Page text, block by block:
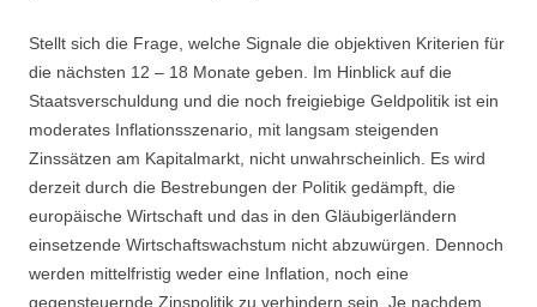
Stellt sich die Frage, welche Signale die objektiven Kriterien für
die nächsten 12 – 18 Monate geben. Im Hinblick auf die
Staatsverschuldung und die noch freigiebige Geldpolitik ist ein
moderates Inflationsszenario, mit langsam steigenden
Zinssätzen am Kapitalmarkt, nicht unwahrscheinlich. Es wird
derzeit durch die Bestrebungen der Politik gedämpft, die
europäische Wirtschaft und das in den Gläubigerländern
einsetzende Wirtschaftswachstum nicht abzuwürgen. Dennoch
werden mittelfristig weder eine Inflation, noch eine
gegensteuernde Zinspolitik zu verhindern sein. Je nachdem